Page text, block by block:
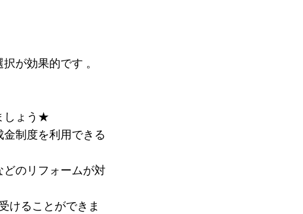
が効果的です 。
しょう★
制度を利用できる
のリフォームが対
けることができま